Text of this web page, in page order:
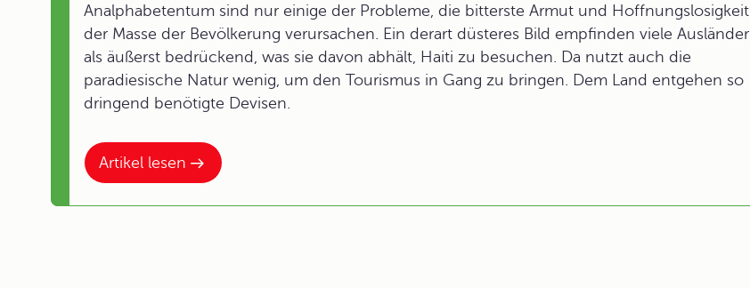
Artikel lesen
Analphabetentum sind nur einige der Probleme, die bitterste Armut und Hoffnungslosigkeit
der Masse der Bevölkerung verursachen. Ein derart düsteres Bild empfinden viele Ausländer
als äußerst bedrückend, was sie davon abhält, Haiti zu besuchen. Da nutzt auch die
paradiesische Natur wenig, um den Tourismus in Gang zu bringen. Dem Land entgehen so
dringend benötigte Devisen.